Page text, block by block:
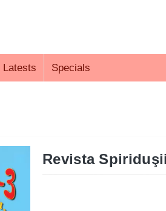
Latests Specials
Revista